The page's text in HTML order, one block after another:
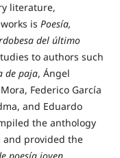
literature,
is Poesía,
del último
to authors such
de paja, Ángel
Federico García
and Eduardo
the anthology
and provided the